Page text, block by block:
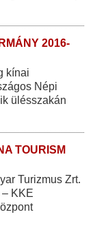
2016-
kínai
Népi
ülésszakán
TOURISM
Turizmus Zrt.
KKE